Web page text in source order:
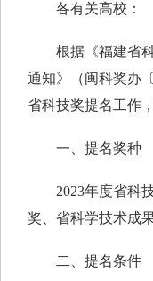
各有关高校：
根据《福建省科
通知》（闽科奖办
省科技奖提名工作
一、提名奖种
2023年度省科技
奖、省科学技术成
二、提名条件